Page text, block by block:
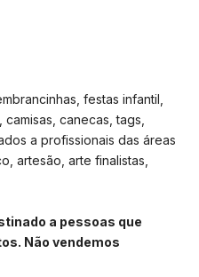
festas infantil,
canecas, tags,
a profissionais das áreas
artesão, arte finalistas,
a pessoas que
Não vendemos